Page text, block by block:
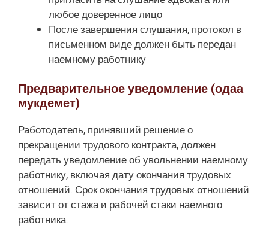
любое доверенное лицо
После завершения слушания, протокол в
письменном виде должен быть передан
наемному работнику
Предварительное уведомление (одаа
мукдемет)
Работодатель, принявший решение о
прекращении трудового контракта, должен
передать уведомление об увольнении наемному
работнику, включая дату окончания трудовых
отношений. Срок окончания трудовых отношений
зависит от стажа и рабочей стаки наемного
работника.